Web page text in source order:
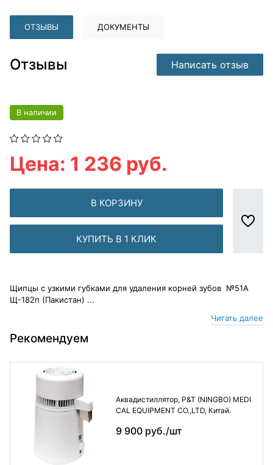
ОТЗЫВЫ ДОКУМЕНТЫ
Отзывы Написать отзыв
В наличии
Цена: 1 236 руб.
В КОРЗИНУ
КУПИТЬ В 1 КЛИК
Щипцы с узкими губками для удаления корней зубов №51А
Щ-182п (Пакистан) ...
Читать далее
Рекомендуем
Аквадистиллятор, P&T (NINGBO) MEDI
CAL EQUIPMENT CO.,LTD, Китай.
9 900 руб./шт